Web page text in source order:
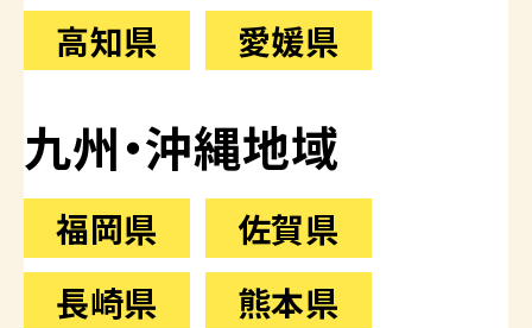
高知県
愛媛県
九州・沖縄地域
福岡県
佐賀県
長崎県
熊本県